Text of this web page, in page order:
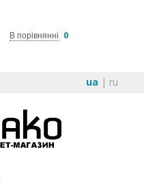
В порівнянні 0
ua | ru